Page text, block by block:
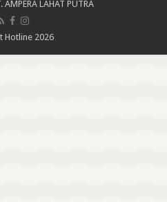
AMPERA LAHAT PUTRA
Hotline 2026